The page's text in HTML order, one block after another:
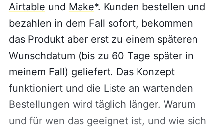
Airtable und Make*. Kunden bestellen und
bezahlen in dem Fall sofort, bekommen
das Produkt aber erst zu einem späteren
Wunschdatum (bis zu 60 Tage später in
meinem Fall) geliefert. Das Konzept
funktioniert und die Liste an wartenden
Bestellungen wird täglich länger. Warum
und für wen das geeignet ist, und wie sich